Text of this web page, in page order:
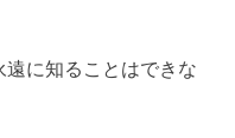
に知ることはできな